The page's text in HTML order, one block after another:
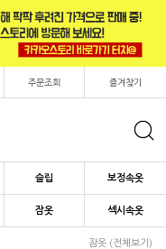
주문조회 즐겨찾기
슬립 보정속옷
잠옷 섹시속옷
잠옷 (전체보기)